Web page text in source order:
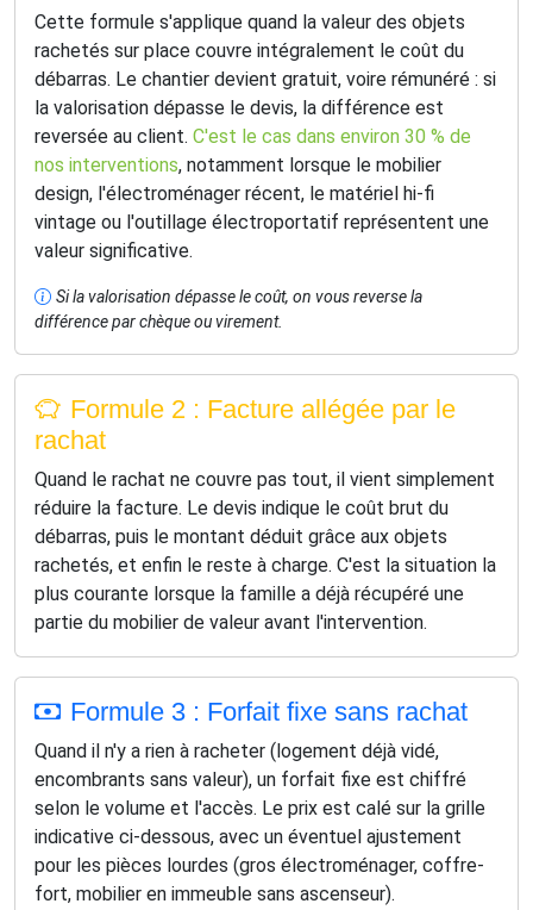
Cette formule s'applique quand la valeur des objets
rachetés sur place couvre intégralement le coût du
débarras. Le chantier devient gratuit, voire rémunéré : si
la valorisation dépasse le devis, la différence est
reversée au client. C'est le cas dans environ 30 % de
nos interventions, notamment lorsque le mobilier
design, l'électroménager récent, le matériel hi-fi
vintage ou l'outillage électroportatif représentent une
valeur significative.
Si la valorisation dépasse le coût, on vous reverse la
différence par chèque ou virement.
Formule 2 : Facture allégée par le
rachat
Quand le rachat ne couvre pas tout, il vient simplement
réduire la facture. Le devis indique le coût brut du
débarras, puis le montant déduit grâce aux objets
rachetés, et enfin le reste à charge. C'est la situation la
plus courante lorsque la famille a déjà récupéré une
partie du mobilier de valeur avant l'intervention.
Formule 3 : Forfait fixe sans rachat
Quand il n'y a rien à racheter (logement déjà vidé,
encombrants sans valeur), un forfait fixe est chiffré
selon le volume et l'accès. Le prix est calé sur la grille
indicative ci-dessous, avec un éventuel ajustement
pour les pièces lourdes (gros électroménager, coffre-
fort, mobilier en immeuble sans ascenseur).